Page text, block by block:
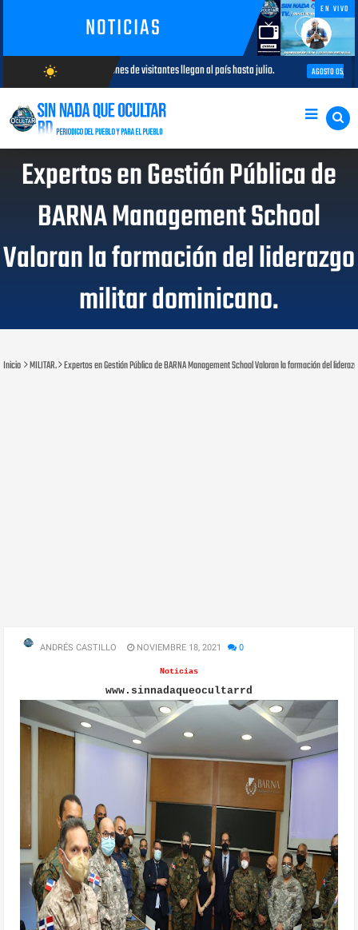
NOTICIAS
EN VIVO
wb_sunny
AGOSTO/9/2026
de visitantes llegan al país hasta julio. AGOSTO 05, 2026 SNTP Santo Domingo
Expertos en Gestión Pública de
BARNA Management School
Valoran la formación del liderazgo
militar dominicano.
Inicio MILITAR. Expertos en Gestión Pública de BARNA Management School Valoran la formación del
ANDRÉS CASTILLO NOVIEMBRE 18, 2021 0
Noticias
www.sinnadaqueocultarrd